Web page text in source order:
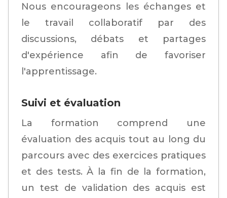
Nous encourageons les échanges et
le travail collaboratif par des
discussions, débats et partages
d'expérience afin de favoriser
l'apprentissage.
Suivi et évaluation
La formation comprend une
évaluation des acquis tout au long du
parcours avec des exercices pratiques
et des tests. À la fin de la formation,
un test de validation des acquis est